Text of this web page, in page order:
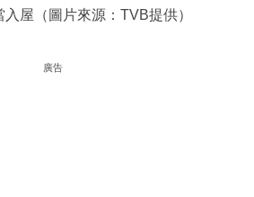
入屋（圖片來源：TVB提供）
廣告